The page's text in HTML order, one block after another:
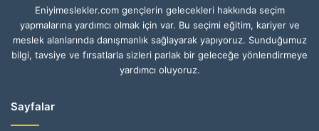
Eniyimeslekler.com gençlerin gelecekleri hakkında seçim
yapmalarına yardımcı olmak için var. Bu seçimi eğitim, kariyer ve
meslek alanlarında danışmanlık sağlayarak yapıyoruz. Sunduğumuz
bilgi, tavsiye ve fırsatlarla sizleri parlak bir geleceğe yönlendirmeye
yardımcı oluyoruz.
Sayfalar